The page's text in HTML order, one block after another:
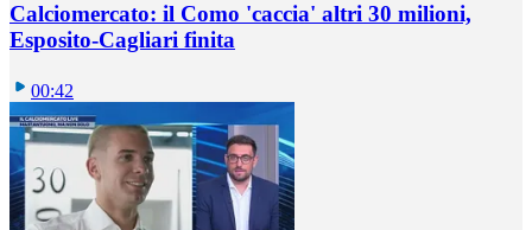
Calciomercato: il Como 'caccia' altri 30 milioni,
Esposito-Cagliari finita
00:42